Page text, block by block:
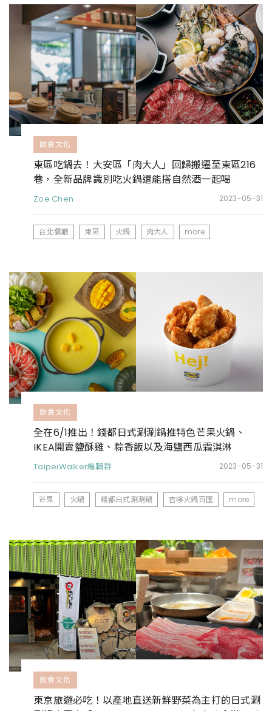
飲食文化
東區吃鍋去！大安區「肉大人」回歸搬遷至東區216
巷，全新品牌識別吃火鍋還能搭自然酒一起喝
Zoe Chen 2023-05-31
台北餐廳 東區 火鍋 肉大人 more
飲食文化
全在6/1推出！錢都日式涮涮鍋推特色芒果火鍋、
IKEA開賣鹽酥雞、粽香飯以及海鹽西瓜霜淇淋
TaipeiWalker編輯群 2023-05-31
芒果 火鍋 錢都日式涮涮鍋 吉哆火鍋百匯 more
飲食文化
東京旅遊必吃！以產地直送新鮮野菜為主打的日式涮